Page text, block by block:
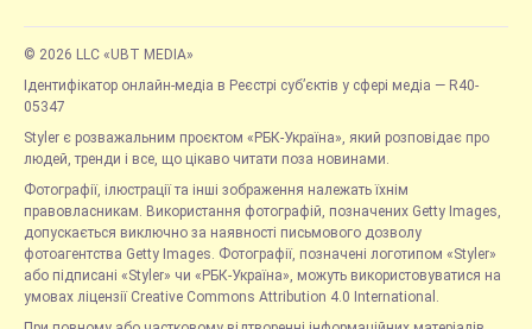
© 2026 LLC «UBT MEDIA»
Ідентифікатор онлайн-медіа в Реєстрі суб’єктів у сфері медіа — R40-
05347
Styler є розважальним проєктом «РБК-Україна», який розповідає про
людей, тренди і все, що цікаво читати поза новинами.
Фотографії, ілюстрації та інші зображення належать їхнім
правовласникам. Використання фотографій, позначених Getty Images,
допускається виключно за наявності письмового дозволу
фотоагентства Getty Images. Фотографії, позначені логотипом «Styler»
або підписані «Styler» чи «РБК-Україна», можуть використовуватися на
умовах ліцензії Creative Commons Attribution 4.0 International.